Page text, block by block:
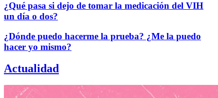
¿Qué pasa si dejo de tomar la medicación del VIH
un día o dos?
¿Dónde puedo hacerme la prueba? ¿Me la puedo
hacer yo mismo?
Actualidad